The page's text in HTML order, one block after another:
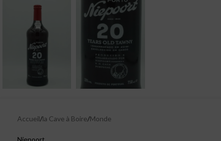
Accueil/la Cave à Boire/Monde
Niepoort